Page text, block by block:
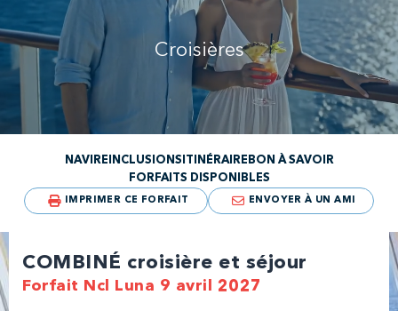
Croisières
NAVIRE INCLUSIONS ITINÉRAIRE BON À SAVOIR
FORFAITS DISPONIBLES
IMPRIMER CE FORFAIT ENVOYER À UN AMI
COMBINÉ croisière et séjour
Forfait Ncl Luna 9 avril 2027